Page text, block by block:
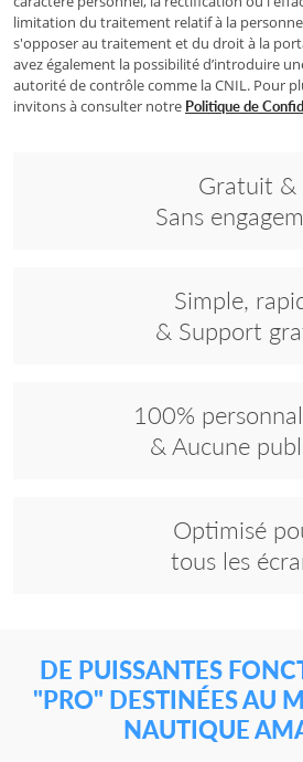
limitation du traitement relatif à la
s'opposer au traitement et du droit à la
avez également la possibilité d’introduire
autorité de contrôle comme la CNIL. Pour
invitons à consulter notre Politique de
Gratuit &
Sans
Simple,
& Support
100%
& Aucune
Optimisé
tous les
DE PUISSANTES
"PRO" DESTINÉES AU
NAUTIQUE